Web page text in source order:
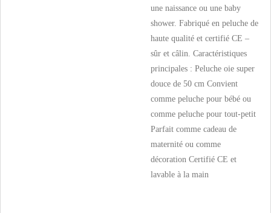
une naissance ou une baby
shower. Fabriqué en peluche de
haute qualité et certifié CE –
sûr et câlin. Caractéristiques
principales : Peluche oie super
douce de 50 cm Convient
comme peluche pour bébé ou
comme peluche pour tout-petit
Parfait comme cadeau de
maternité ou comme
décoration Certifié CE et
lavable à la main